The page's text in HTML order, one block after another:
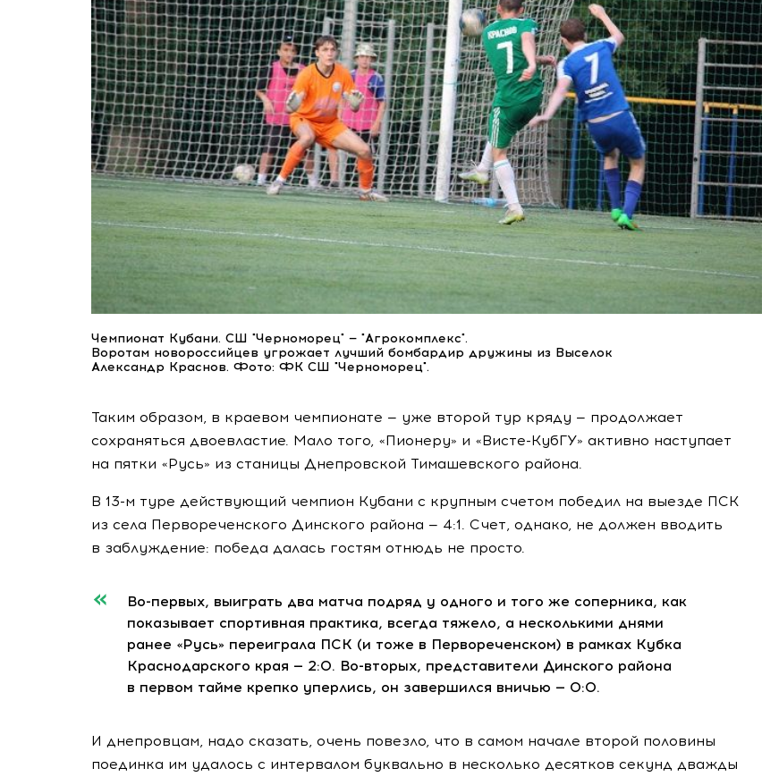
Чемпионат Кубани. СШ "Черноморец" — "Агрокомплекс".
Воротам новороссийцев угрожает лучший бомбардир дружины из Выселок
Александр Краснов. Фото: ФК СШ "Черноморец".
Таким образом, в краевом чемпионате — уже второй тур кряду — продолжает
сохраняться двоевластие. Мало того, «Пионеру» и «Висте-КубГУ» активно наступает
на пятки «Русь» из станицы Днепровской Тимашевского района.
В 13-м туре действующий чемпион Кубани с крупным счетом победил на выезде ПСК
из села Первореченского Динского района — 4:1. Счет, однако, не должен вводить
в заблуждение: победа далась гостям отнюдь не просто.
Во-первых, выиграть два матча подряд у одного и того же соперника, как
показывает спортивная практика, всегда тяжело, а несколькими днями
ранее «Русь» переиграла ПСК (и тоже в Первореченском) в рамках Кубка
Краснодарского края — 2:0. Во-вторых, представители Динского района
в первом тайме крепко уперлись, он завершился вничью — 0:0.
И днепровцам, надо сказать, очень повезло, что в самом начале второй половины
поединка им удалось с интервалом буквально в несколько десятков секунд дважды